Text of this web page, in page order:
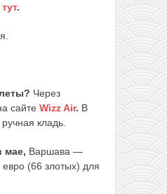
тут.
Через
сайте Wizz Air. В
кладь.
мае, Варшава —
евро (66 злотых) для